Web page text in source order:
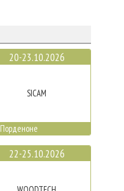
20-23.10.2026
SICAM
Порденоне
22-25.10.2026